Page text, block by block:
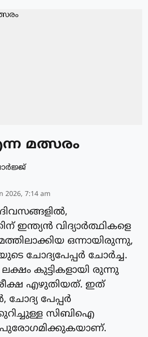
മത്സരം
2026, 7:14 am
ഇന്ത്യൻ വിദ്യാർത്ഥികളെ
ഒന്നായിരുന്നു,
ചോദ്യപേപ്പർ ചോർച്ച.
കുട്ടികളായി രുന്നു
എഴുതിയത്. ഇത്
പേപ്പർ
സിബിഐ